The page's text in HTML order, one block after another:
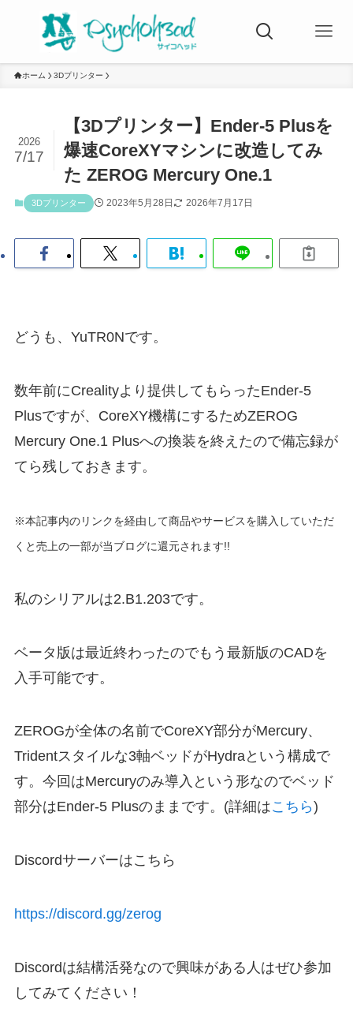
ホーム 3Dプリンター
【3Dプリンター】Ender-5 Plusを
爆速CoreXYマシンに改造してみ
た ZEROG Mercury One.1
2026
7/17
3Dプリンター 2023年5月28日 2026年7月17日
どうも、YuTR0Nです。
数年前にCrealityより提供してもらったEnder-5
Plusですが、CoreXY機構にするためZEROG
Mercury One.1 Plusへの換装を終えたので備忘録が
てら残しておきます。
※本記事内のリンクを経由して商品やサービスを購入していただ
くと売上の一部が当ブログに還元されます!!
私のシリアルは2.B1.203です。
ベータ版は最近終わったのでもう最新版のCADを
入手可能です。
ZEROGが全体の名前でCoreXY部分がMercury、
Tridentスタイルな3軸ベッドがHydraという構成で
す。今回はMercuryのみ導入という形なのでベッド
部分はEnder-5 Plusのままです。(詳細はこちら)
Discordサーバーはこちら
https://discord.gg/zerog
Discordは結構活発なので興味がある人はぜひ参加
してみてください！